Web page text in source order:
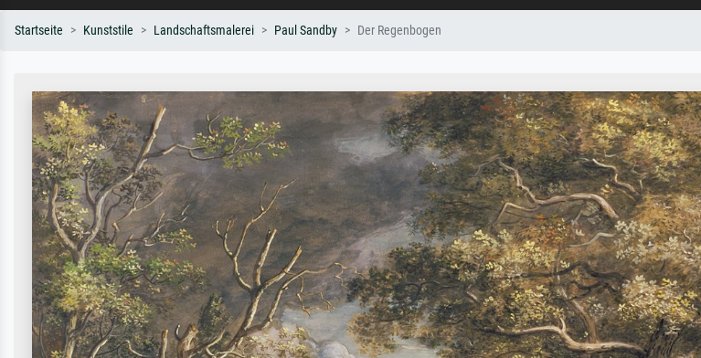
Startseite Kunststile Landschaftsmalerei Paul Sandby Der Regenbogen